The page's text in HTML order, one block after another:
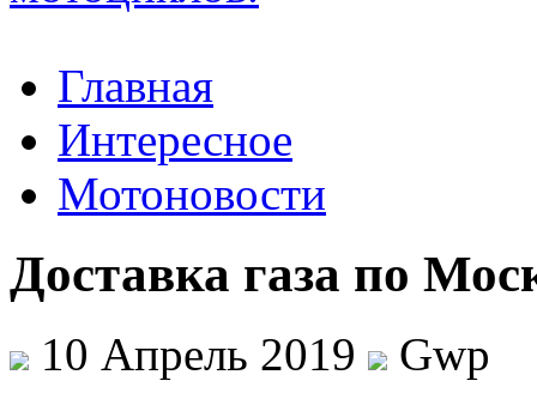
Главная
Интересное
Мотоновости
Доставка газа по
10 Апрель 2019
Gwp